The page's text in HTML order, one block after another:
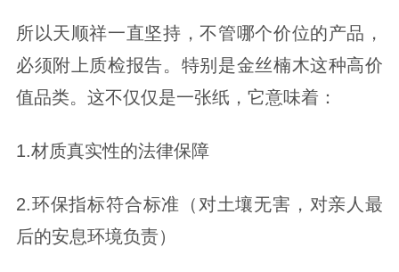
所以天顺祥一直坚持，不管哪个价位的产品，
必须附上质检报告。特别是金丝楠木这种高价
值品类。这不仅仅是一张纸，它意味着：
1.材质真实性的法律保障
2.环保指标符合标准（对土壤无害，对亲人最
后的安息环境负责）